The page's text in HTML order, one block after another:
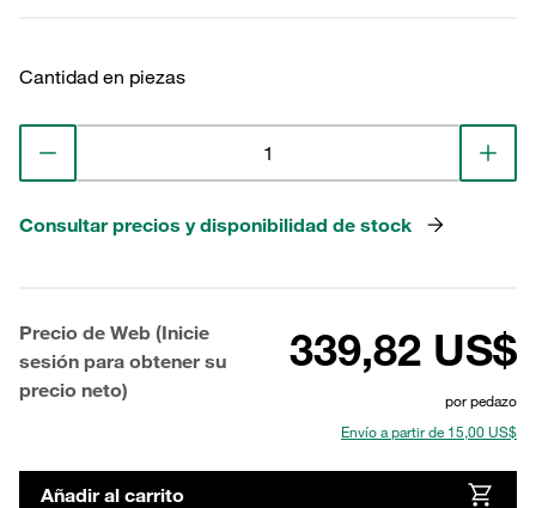
Cantidad en piezas
Consultar precios y disponibilidad de stock
Precio de Web (Inicie
sesión para obtener su
precio neto)
339,82 US$
por pedazo
Envío a partir de 15,00 US$
Añadir al carrito